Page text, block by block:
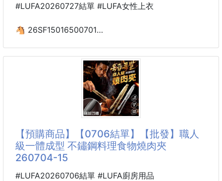
搭配闊腿牛仔褲，褲腳蓋住一半鞋身，厚底悄悄增高。
·甜美學院風：
搭配短襪+百褶裙，秒變校園劇女主既視感。
搭配西裝短褲，切換酷女孩模式。
搭配純色連衣裙或短裙，讓
#LUFA20260727結單 #LUFA女性上衣
🐴 26SF15016500701
被這件絲巾襯衫戳中法式浪漫心巴🤍
收腰扭結+絲巾系帶，輕鬆掐出高腰線
無袖翻領溫柔修飾肩線，不挑身材不挑人
自帶慵懶氛圍感，搭牛仔褲就是毫不費力的優雅
通勤約會穿都合適，溫柔又顯氣質！
職場人私藏的氣質白襯衫🤍氛圍感絕了
被這件收腰白襯衫狠狠戳中了！
扭結設計+絲巾系帶，一下子告別了普通白襯衫的呆板
【預購商品】【0706結單】【批發】職人
級一體成型 不鏽鋼料理食物燒肉夾
260704-15
#LUFA20260706結單 #LUFA廚房用品